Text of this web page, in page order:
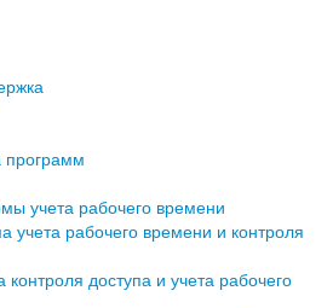
программ
учета рабочего времени
учета рабочего времени и контроля
контроля доступа и учета рабочего